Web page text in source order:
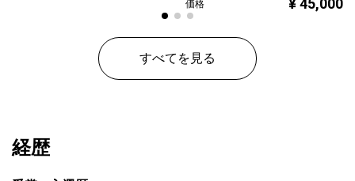
価格
¥ 45,000
すべてを見る
経歴